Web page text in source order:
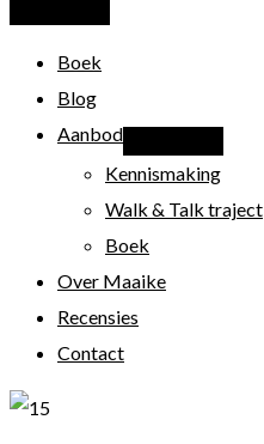
Boek
Blog
Aanbod
Kennismaking
Walk & Talk traject
Boek
Over Maaike
Recensies
Contact